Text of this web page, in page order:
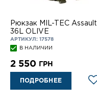
Рюкзак MIL-TEC Assault
36L OLIVE
АРТИКУЛ: 17578
В НАЛИЧИИ
2 550 ГРН
ПОДРОБНЕЕ